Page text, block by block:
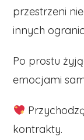
przestrzeni
innych
Po prostu
emocjami
kontrakty.